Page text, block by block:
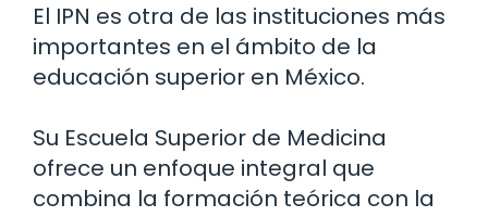
El IPN es otra de las instituciones más
importantes en el ámbito de la
educación superior en México.
Su Escuela Superior de Medicina
ofrece un enfoque integral que
combina la formación teórica con la